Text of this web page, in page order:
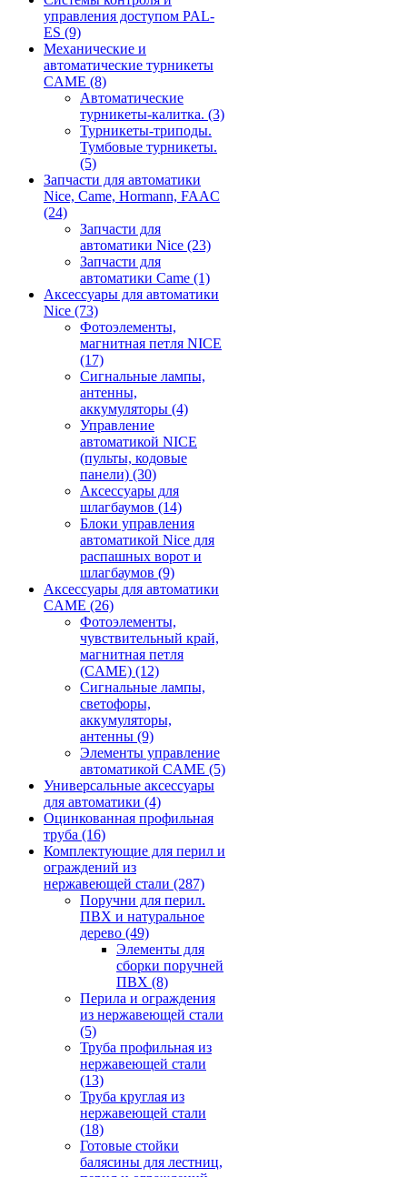
управления доступом PAL-
ES (9)
Механические и
автоматические турникеты
CAME (8)
Автоматические
турникеты-калитка. (3)
Турникеты-триподы.
Тумбовые турникеты.
(5)
Запчасти для автоматики
Nice, Came, Hormann, FAAC
(24)
Запчасти для
автоматики Nice (23)
Запчасти для
автоматики Came (1)
Аксессуары для автоматики
Nice (73)
Фотоэлементы,
магнитная петля NICE
(17)
Сигнальные лампы,
антенны,
аккумуляторы (4)
Управление
автоматикой NICE
(пульты, кодовые
панели) (30)
Аксессуары для
шлагбаумов (14)
Блоки управления
автоматикой Nice для
распашных ворот и
шлагбаумов (9)
Аксессуары для автоматики
CAME (26)
Фотоэлементы,
чувствительный край,
магнитная петля
(CAME) (12)
Сигнальные лампы,
светофоры,
аккумуляторы,
антенны (9)
Элементы управление
автоматикой CAME (5)
Универсальные аксессуары
для автоматики (4)
Оцинкованная профильная
труба (16)
Комплектующие для перил и
ограждений из
нержавеющей стали (287)
Поручни для перил.
ПВХ и натуральное
дерево (49)
Элементы для
сборки поручней
ПВХ (8)
Перила и ограждения
из нержавеющей стали
(5)
Труба профильная из
нержавеющей стали
(13)
Труба круглая из
нержавеющей стали
(18)
Готовые стойки
балясины для лестниц,